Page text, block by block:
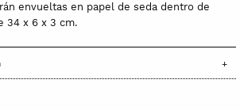
envueltas en papel de seda dentro de
34 x 6 x 3 cm.